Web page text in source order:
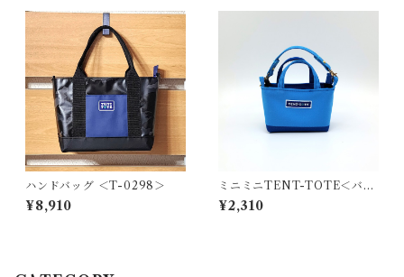
ハンドバッグ ＜T-0298＞
¥8,910
ミニミニTENT-TOTE＜バッ
グチャーム＞K-0511
¥2,310